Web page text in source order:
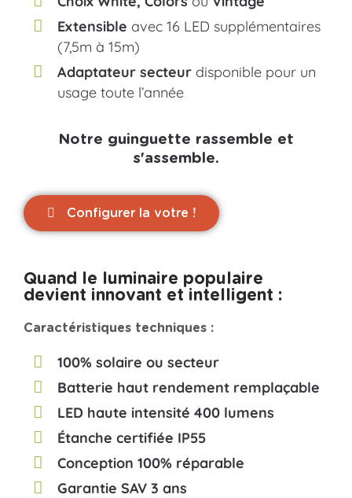
Extensible avec 16 LED supplémentaires
(7,5m à 15m)
Adaptateur secteur disponible pour un
usage toute l’année
Notre guinguette rassemble et
s'assemble.
Configurer la votre !
Quand le luminaire populaire
devient innovant et intelligent :
Caractéristiques techniques :
100% solaire ou secteur
Batterie haut rendement remplaçable
LED haute intensité 400 lumens
Étanche certifiée IP55
Conception 100% réparable
Garantie SAV 3 ans